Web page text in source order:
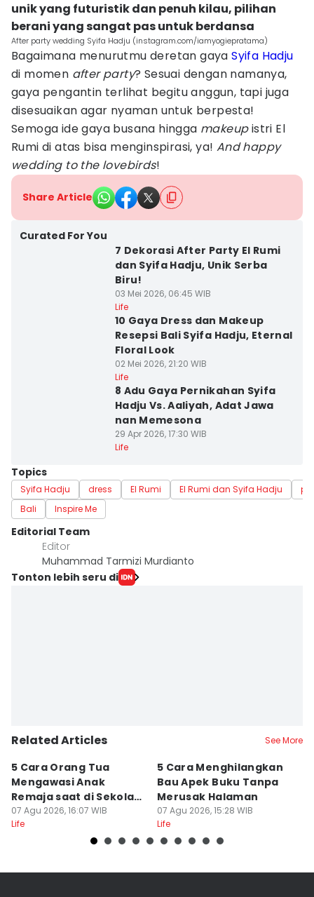
unik yang futuristik dan penuh kilau, pilihan
berani yang sangat pas untuk berdansa
After party wedding Syifa Hadju (instagram.com/iamyogiepratama)
Bagaimana menurutmu deretan gayaSyifa Hadju
di momen after party? Sesuai dengan namanya,
gaya pengantin terlihat begitu anggun, tapi juga
disesuaikan agar nyaman untuk berpesta!
Semoga ide gaya busana hingga makeupistri El
Rumi di atas bisa menginspirasi, ya! And happy
wedding to the lovebirds!
Share Article
Curated For You
7 Dekorasi After Party El Rumi
dan Syifa Hadju, Unik Serba
Biru!
03 Mei 2026, 06:45 WIB
Life
10 Gaya Dress dan Makeup
Resepsi Bali Syifa Hadju, Eternal
Floral Look
02 Mei 2026, 21:20 WIB
Life
8 Adu Gaya Pernikahan Syifa
Hadju Vs. Aaliyah, Adat Jawa
nan Memesona
29 Apr 2026, 17:30 WIB
Life
Topics
Syifa Hadju dress El Rumi El Rumi dan Syifa Hadju
Bali
Inspire Me
Editorial Team
Editor
Muhammad Tarmizi Murdianto
Tonton lebih seru di
Related Articles See More
5 Cara Orang Tua
Mengawasi Anak
Remaja saat di Sekolah,
Lebih Ekstra!
07 Agu 2026, 16:07 WIB
Life
5 Cara Menghilangkan
Bau Apek Buku Tanpa
Merusak Halaman
07 Agu 2026, 15:28 WIB
Life